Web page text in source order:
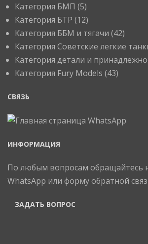
Категория БМП (5)
Категория БТР (12)
Категория ББМ и тягачи (42)
Категория Советские легкие
Категория детали и
Категория Fury Models (43)
СВЯЗЬ
ИНФОРМАЦИЯ
По любым вопросам обращайтесь
WhatsApp или форму обратной
ЗАДАТЬ ВОПРОС